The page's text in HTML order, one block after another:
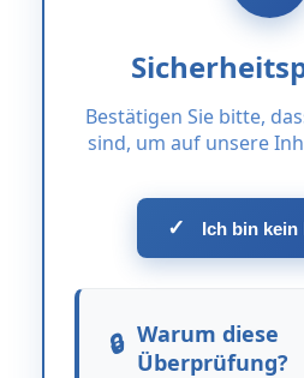
Bestätigen Sie bitte,
sind, um auf unsere
✓ Ich bin kein
Warum diese
Überprüfung?